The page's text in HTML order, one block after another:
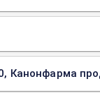
Канонфарма